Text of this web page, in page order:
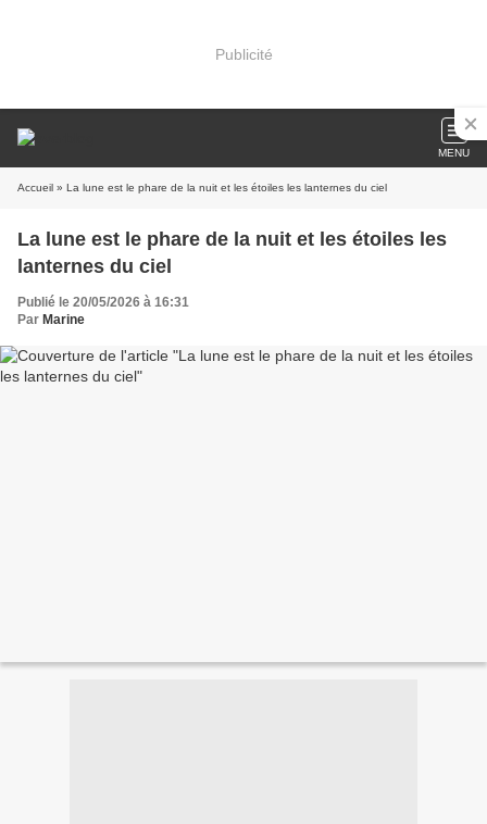
Publicité
MENU
Accueil » La lune est le phare de la nuit et les étoiles les lanternes du ciel
La lune est le phare de la nuit et les étoiles les
lanternes du ciel
Publié le 20/05/2026 à 16:31
Par Marine